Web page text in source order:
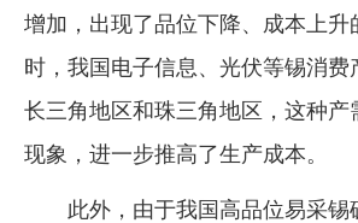
增加，出现了品位下降、成本上升
时，我国电子信息、光伏等锡消费
长三角地区和珠三角地区，这种产
现象，进一步推高了生产成本。
此外，由于我国高品位易采锡